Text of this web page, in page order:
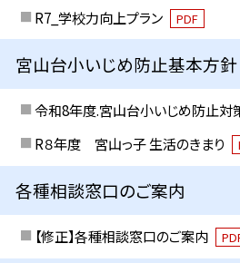
R7_学校力向上プラン PDF
宮山台小いじめ防止基本方針
令和8年度.宮山台小いじめ防止対
R８年度 宮山っ子 生活のきまり
各種相談窓口のご案内
【修正】各種相談窓口のご案内